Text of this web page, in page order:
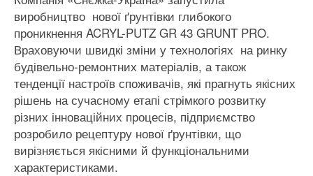
виробництво нової ґрунтівки глибокого
проникнення ACRYL-PUTZ GR 43 GRUNT PRO.
Враховуючи швидкі зміни у технологіях на ринку
будівельно-ремонтних матеріалів, а також
тенденції настроїв споживачів, які прагнуть якісних
рішень на сучасному етапі стрімкого розвитку
різних інноваційних процесів, підприємство
розробило рецептуру нової ґрунтівки, що
вирізняється якісними й функціональними
характеристиками.